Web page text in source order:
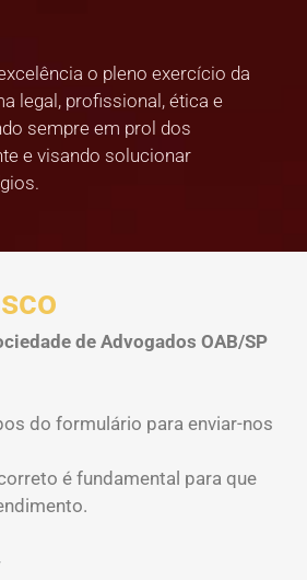
o pleno exercício da
legal, profissional, ética e
sempre em prol dos
e visando solucionar
de Advogados OAB/SP
do formulário para enviar-nos
é fundamental para que